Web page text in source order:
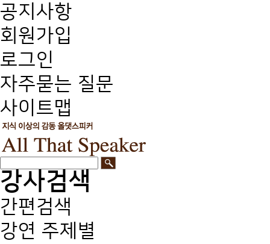
공지사항
회원가입
로그인
자주묻는 질문
사이트맵
강사검색
간편검색
강연 주제별